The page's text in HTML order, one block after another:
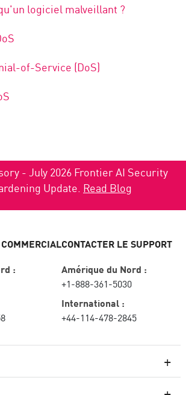
logiciel malveillant ?
of-Service (DoS)
- July 2026 Frontier AI Security
Update. Read Blog
:
CONTACTER LE SUPPORT
Amérique du Nord :
+1-888-361-5030
International :
+44-114-478-2845